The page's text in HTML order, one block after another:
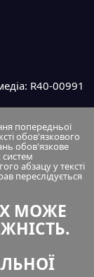
R40-00991
попередньої
обов'язкового
обов'язкове
абзацу у тексті
переслідується
МОЖЕ